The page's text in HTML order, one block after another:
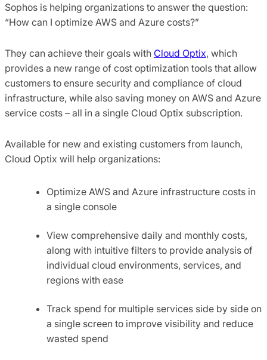
Sophos is helping organizations to answer the question:
“How can I optimize AWS and Azure costs?”
They can achieve their goals with Cloud Optix, which
provides a new range of cost optimization tools that allow
customers to ensure security and compliance of cloud
infrastructure, while also saving money on AWS and Azure
service costs – all in a single Cloud Optix subscription.
Available for new and existing customers from launch,
Cloud Optix will help organizations:
Optimize AWS and Azure infrastructure costs in
a single console
View comprehensive daily and monthly costs,
along with intuitive filters to provide analysis of
individual cloud environments, services, and
regions with ease
Track spend for multiple services side by side on
a single screen to improve visibility and reduce
wasted spend